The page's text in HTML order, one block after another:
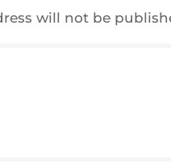
will not be